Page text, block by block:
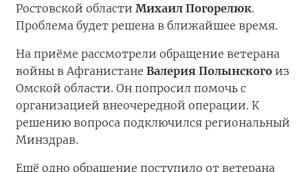
Ростовской области Михаил Погорелюк.
Проблема будет решена в ближайшее время.
На приёме рассмотрели обращение ветерана
войны в Афганистане Валерия Полынского из
Омской области. Он попросил помочь с
организацией внеочередной операции. К
решению вопроса подключился региональный
Минздрав.
Ещё одно обращение поступило от ветерана